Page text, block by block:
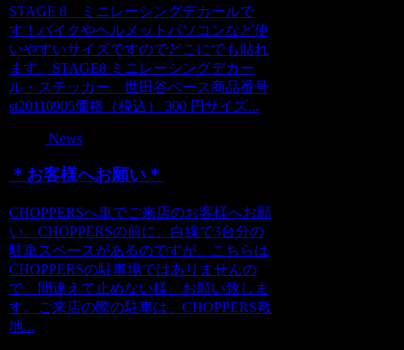
STAGE 8 ミニレーシングデカールで
す！バイクやヘルメットパソコンなど使
いやすいサイズですのでどこにでも貼れ
ます。STAGE8 ミニレーシングデカー
ル・ステッカー 世田谷ベース商品番号
st20110905価格（税込） 300 円サイズ...
News
＊お客様へお願い＊
CHOPPERSへ車でご来店のお客様へお願
い。CHOPPERSの前に、白線で3台分の
駐車スペースがあるのですが、こちらは
CHOPPERSの駐車場ではありませんの
で、間違えて止めない様、お願い致しま
す。ご来店の際の駐車は、CHOPPERS敷
地...